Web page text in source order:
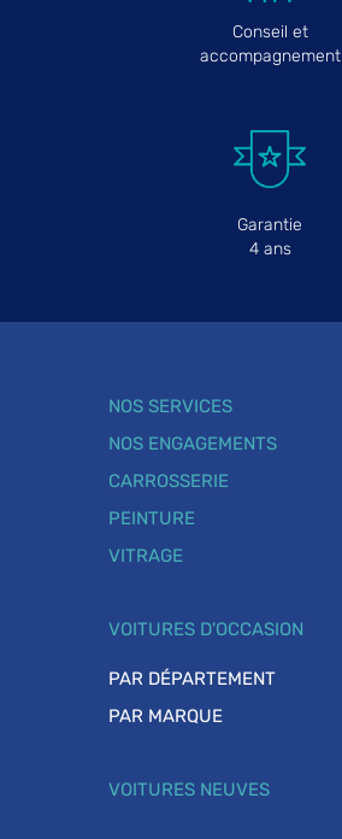
Conseil et
accompagnement
Garantie
4 ans
NOS SERVICES
NOS ENGAGEMENTS
CARROSSERIE
PEINTURE
VITRAGE
VOITURES D'OCCASION
PAR DÉPARTEMENT
PAR MARQUE
VOITURES NEUVES